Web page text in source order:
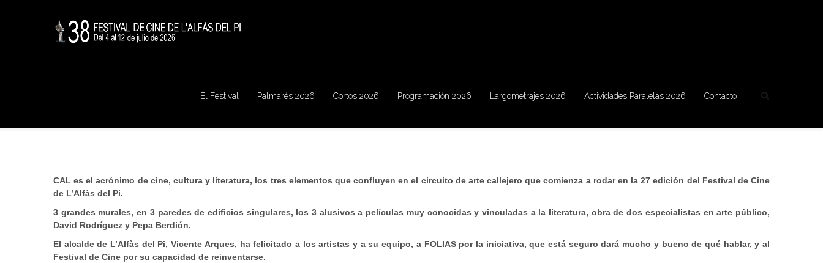
El Festival Palmarés 2026 Cortos 2026 Programación 2026 Largometrajes 2026 Actividades Paralelas 2026 Contacto
CAL es el acrónimo de cine, cultura y literatura, los tres elementos que confluyen en el circuito de arte callejero que comienza a rodar en la 27 edición del Festival de Cine
de L’Alfàs del Pi.
3 grandes murales, en 3 paredes de edificios singulares, los 3 alusivos a películas muy conocidas y vinculadas a la literatura, obra de dos especialistas en arte público,
David Rodríguez y Pepa Berdión.
El alcalde de L’Alfàs del Pi, Vicente Arques, ha felicitado a los artistas y a su equipo, a FOLIAS por la iniciativa, que está seguro dará mucho y bueno de qué hablar, y al
Festival de Cine por su capacidad de reinventarse.